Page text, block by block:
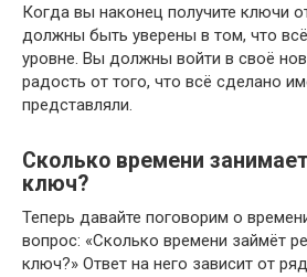
Когда вы наконец получите ключи
должны быть уверены в том, что
уровне. Вы должны войти в своё
радость от того, что всё сделано
представляли.
Сколько времени
ключ?
Теперь давайте поговорим о
вопрос: «Сколько времени займёт
ключ?» Ответ на него зависит от